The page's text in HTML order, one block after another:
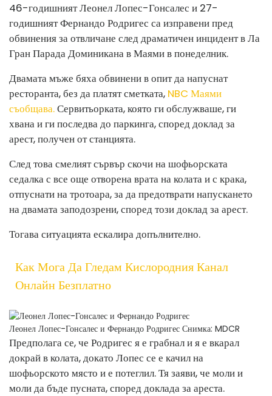
46-годишният Леонел Лопес-Гонсалес и 27-
годишният Фернандо Родригес са изправени пред
обвинения за отвличане след драматичен инцидент в Ла
Гран Парада Доминикана в Маями в понеделник.
Двамата мъже бяха обвинени в опит да напуснат
ресторанта, без да платят сметката, NBC Маями
съобщава.Сервитьорката, която ги обслужваше, ги
хвана и ги последва до паркинга, според доклад за
арест, получен от станцията.
След това смелият сървър скочи на шофьорската
седалка с все още отворена врата на колата и с крака,
отпуснати на тротоара, за да предотврати напускането
на двамата заподозрени, според този доклад за арест.
Тогава ситуацията ескалира допълнително.
Как Мога Да Гледам Кислородния Канал
Онлайн Безплатно
Леонел Лопес-Гонсалес и Фернандо Родригес Снимка: MDCR
Предполага се, че Родригес я е грабнал и я е вкарал
докрай в колата, докато Лопес се е качил на
шофьорското място и е потеглил. Тя заяви, че моли и
моли да бъде пусната, според доклада за ареста.